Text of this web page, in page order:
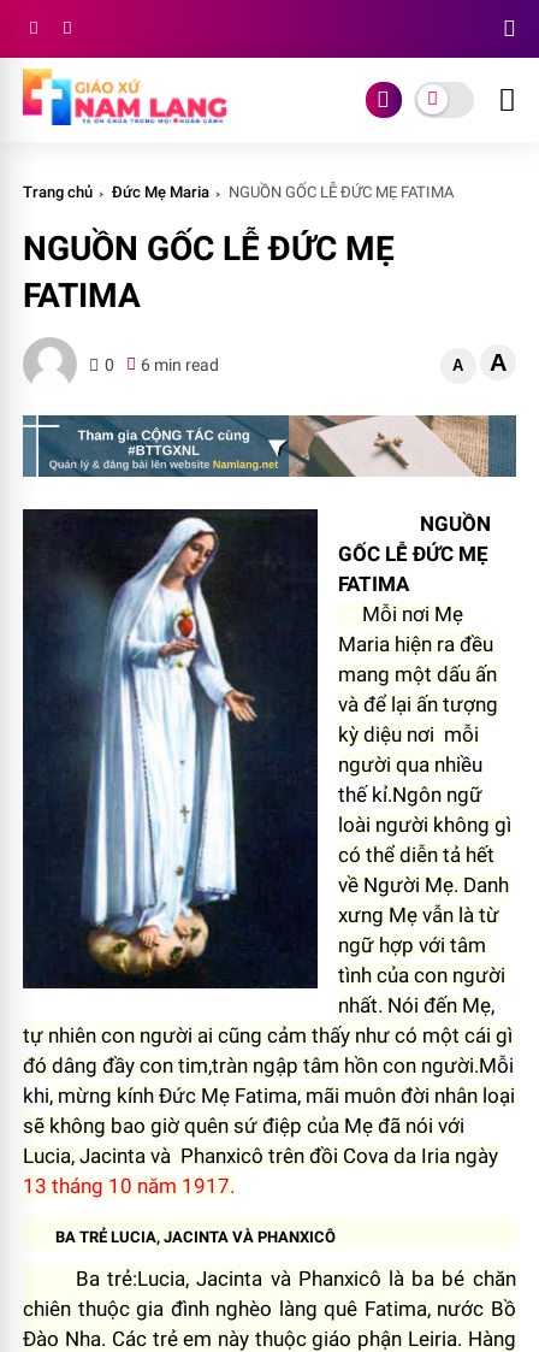
Trang chủ Đức Mẹ Maria NGUỒN GỐC LỄ ĐỨC MẸ FATIMA
NGUỒN GỐC LỄ ĐỨC MẸ
FATIMA
0 6 min read A A
NGUỒN
GỐC LỄ ĐỨC MẸ
FATIMA
Mỗi nơi Mẹ
Maria hiện ra đều
mang một dấu ấn
và để lại ấn tượng
kỳ diệu nơi mỗi
người qua nhiều
thế kỉ.Ngôn ngữ
loài người không gì
có thể diễn tả hết
về Người Mẹ. Danh
xưng Mẹ vẫn là từ
ngữ hợp với tâm
tình của con người
nhất. Nói đến Mẹ,
tự nhiên con người ai cũng cảm thấy như có một cái gì
đó dâng đầy con tim,tràn ngập tâm hồn con người.Mỗi
khi, mừng kính Đức Mẹ Fatima, mãi muôn đời nhân loại
sẽ không bao giờ quên sứ điệp của Mẹ đã nói với
Lucia, Jacinta và Phanxicô trên đồi Cova da Iria ngày
13 tháng 10 năm 1917.
BA TRẺ LUCIA, JACINTA VÀ PHANXICÔ
Ba trẻ:Lucia, Jacinta và Phanxicô là ba bé chăn
chiên thuộc gia đình nghèo làng quê Fatima, nước Bồ
Đào Nha. Các trẻ em này thuộc giáo phận Leiria. Hàng